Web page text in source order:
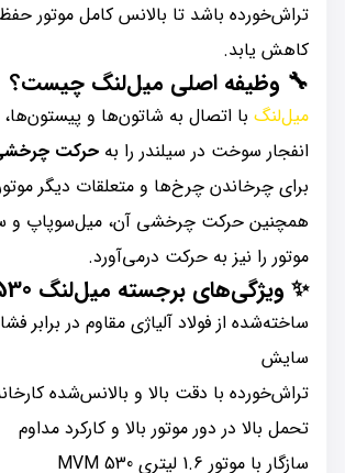
تراش‌خورده باشد تا بالانس کامل موتور
کاهش یابد.
🔧 وظیفه اصلی میل‌لنگ چیست؟
میل‌لنگ با اتصال به شاتون‌ها و
انفجار سوخت در سیلندر را به حرکت
برای چرخاندن چرخ‌ها و متعلقات دیگر
همچنین حرکت چرخشی آن، میل‌سوپاپ و
موتور را نیز به حرکت درمی‌آورد.
✨ ویژگی‌های برجسته میل‌لنگ MVM 530
ساخته‌شده از فولاد آلیاژی مقاوم در برابر
سایش
تراش‌خورده با دقت بالا و بالانس‌شده
تحمل بالا در دور موتور بالا و کارکرد مداوم
سازگار با موتور 1.6 لیتری MVM 530